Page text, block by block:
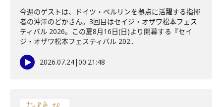
今週のゲストは、ドイツ・ベルリンを拠点に活躍する指揮
者の沖澤のどかさん。3回目はセイジ・オザワ松本フェス
ティバル 2026。この夏8月16日(日)より開幕する『セイ
ジ・オザワ松本フェスティバル 202...
2026.07.24|00:21:48